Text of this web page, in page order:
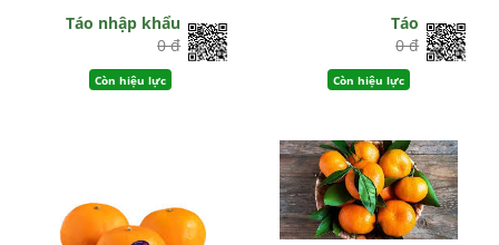
Táo nhập khẩu
0 đ
Còn hiệu lực
Táo
0 đ
Còn hiệu lực